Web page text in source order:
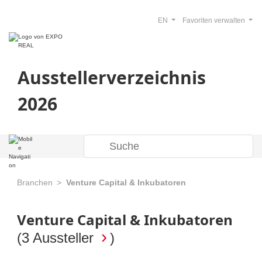
Ausstellerverzeichnis
2026
Favoriten verwalten
EN
Branchen Venture Capital & Inkubatoren
Venture Capital & Inkubatoren
(3 Aussteller )